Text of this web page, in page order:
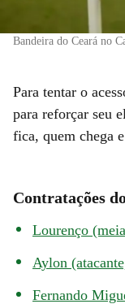
Bandeira do Ceará no
Para tentar o
para reforçar seu
fica, quem chega
Contratações
Lourenço
Aylon
Fernando